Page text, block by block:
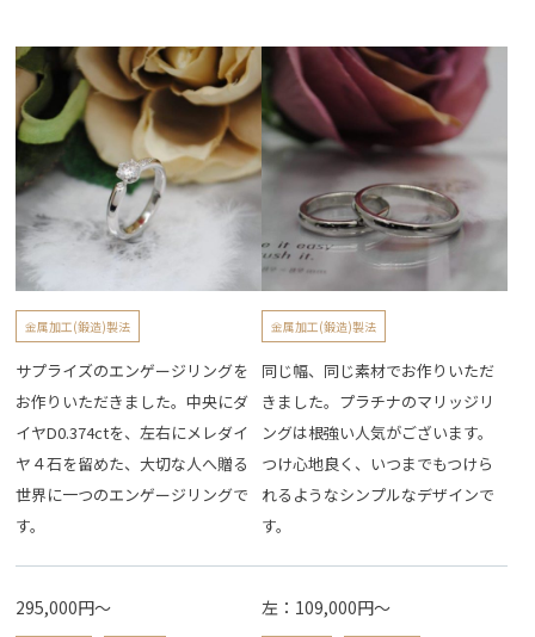
金属加工(鍛造)製法
サプライズのエンゲージリングを
お作りいただきました。中央にダ
イヤD0.374ctを、左右にメレダイ
ヤ４石を留めた、大切な人へ贈る
世界に一つのエンゲージリングで
す。
295,000円～
金属加工(鍛造)製法
同じ幅、同じ素材でお作りいただ
きました。プラチナのマリッジリ
ングは根強い人気がございます。
つけ心地良く、いつまでもつけら
れるようなシンプルなデザインで
す。
左：109,000円～